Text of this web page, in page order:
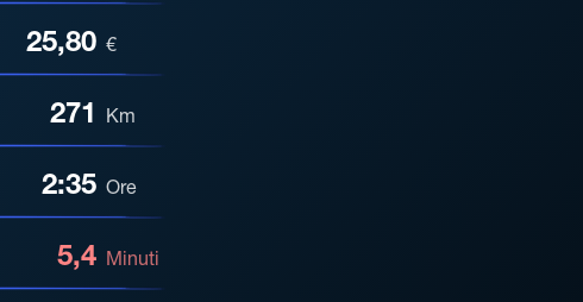
25,80 €
271 Km
2:35 Ore
5,4 Minuti